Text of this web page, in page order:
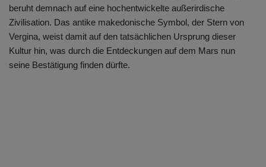
beruht demnach auf eine hochentwickelte außerirdische
Zivilisation. Das antike makedonische Symbol, der Stern von
Vergina, weist damit auf den tatsächlichen Ursprung dieser
Kultur hin, was durch die Entdeckungen auf dem Mars nun
seine Bestätigung finden dürfte.